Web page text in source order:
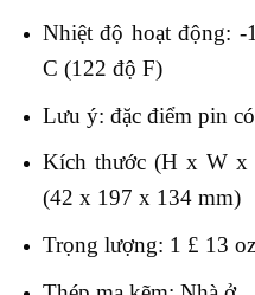
Nhiệt độ hoạt động:
C (122 độ F)
Lưu ý: đặc điểm pin
Kích thước (H x W
(42 x 197 x 134 mm)
Trọng lượng: 1 £ 13